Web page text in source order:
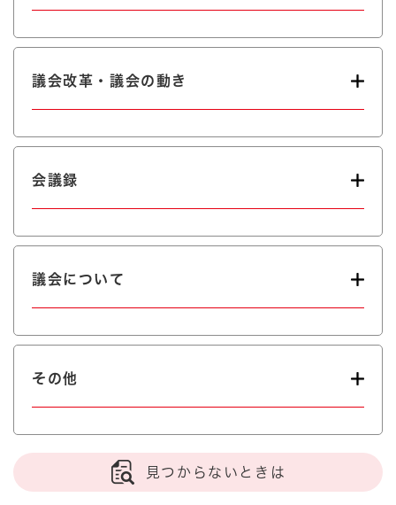
議会改革・議会の動き
会議録
議会について
その他
見つからないときは